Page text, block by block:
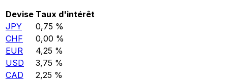
Devise Taux d'intérêt
JPY
0,75 %
CHF
0,00 %
EUR
4,25 %
USD
3,75 %
CAD
2,25 %